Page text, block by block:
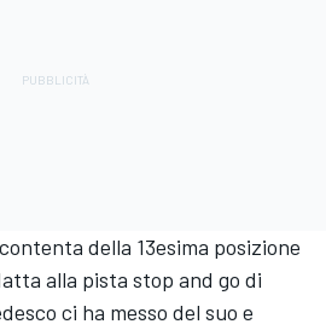
della 13esima posizione
alla pista stop and go di
ci ha messo del suo e